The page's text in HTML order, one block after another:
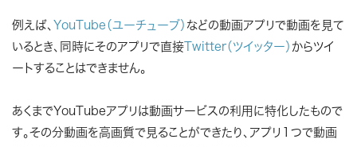
例えば、 YouTube（ユーチューブ） などの動画アプリで動画を見て
いるとき、同時にそのアプリで直接Twitter（ツイッター） からツイ
ートすることはできません。
あくまでYouTubeアプリは動画サービスの利用に特化したもので
す。その分動画を高画質で見ることができたり、アプリ１つで動画